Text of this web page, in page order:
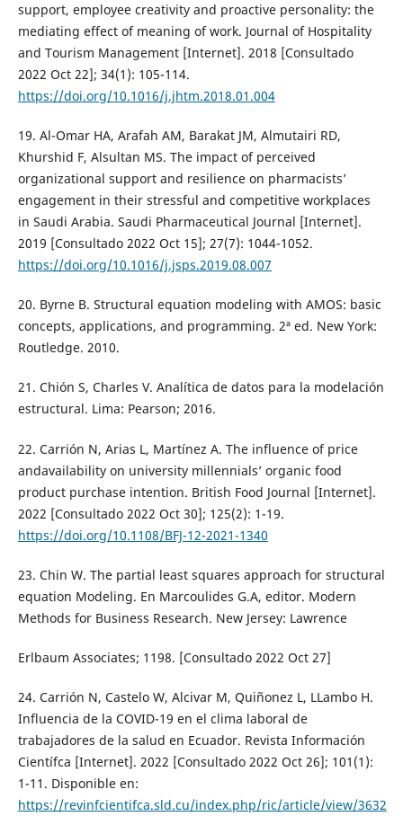
support, employee creativity and proactive personality: the
mediating effect of meaning of work. Journal of Hospitality
and Tourism Management [Internet]. 2018 [Consultado
2022 Oct 22]; 34(1): 105-114.
https://doi.org/10.1016/j.jhtm.2018.01.004
19. Al-Omar HA, Arafah AM, Barakat JM, Almutairi RD,
Khurshid F, Alsultan MS. The impact of perceived
organizational support and resilience on pharmacists’
engagement in their stressful and competitive workplaces
in Saudi Arabia. Saudi Pharmaceutical Journal [Internet].
2019 [Consultado 2022 Oct 15]; 27(7): 1044-1052.
https://doi.org/10.1016/j.jsps.2019.08.007
20. Byrne B. Structural equation modeling with AMOS: basic
concepts, applications, and programming. 2ª ed. New York:
Routledge. 2010.
21. Chión S, Charles V. Analítica de datos para la modelación
estructural. Lima: Pearson; 2016.
22. Carrión N, Arias L, Martínez A. The influence of price
andavailability on university millennials’ organic food
product purchase intention. British Food Journal [Internet].
2022 [Consultado 2022 Oct 30]; 125(2): 1-19.
https://doi.org/10.1108/BFJ-12-2021-1340
23. Chin W. The partial least squares approach for structural
equation Modeling. En Marcoulides G.A, editor. Modern
Methods for Business Research. New Jersey: Lawrence
Erlbaum Associates; 1198. [Consultado 2022 Oct 27]
24. Carrión N, Castelo W, Alcivar M, Quiñonez L, LLambo H.
Influencia de la COVID-19 en el clima laboral de
trabajadores de la salud en Ecuador. Revista Información
Científca [Internet]. 2022 [Consultado 2022 Oct 26]; 101(1):
1-11. Disponible en:
https://revinfcientifca.sld.cu/index.php/ric/article/view/3632